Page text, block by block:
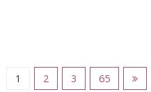
1 2 3 65